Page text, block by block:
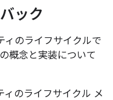
ック
ィのライフサイクルで
概念と実装について
ィのライフサイクル メ